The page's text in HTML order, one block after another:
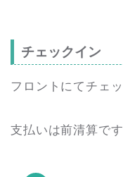
チェックイン
フロントにてチェ
支払いは前清算です